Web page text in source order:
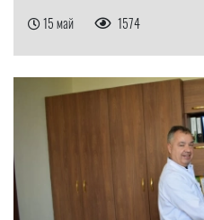
15 май 1574